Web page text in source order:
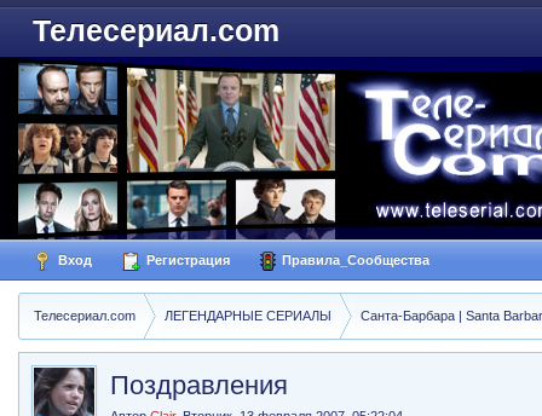
Телесериал.com
Вход Регистрация Правила_Сообщества
Телесериал.com ЛЕГЕНДАРНЫЕ СЕРИАЛЫ Санта-Барбара | Santa
Поздравления